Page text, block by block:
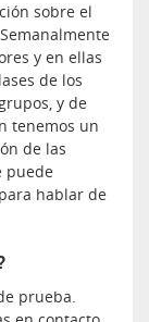
sobre el
y en ellas
de los
y de
tenemos un
de las
puede
hablar de
prueba.